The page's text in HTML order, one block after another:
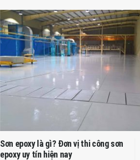
Sơn epoxy là gì? Đơn vị thi công sơn
epoxy uy tín hiện nay